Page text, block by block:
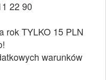
22 90
rok TYLKO 15 PLN
warunków